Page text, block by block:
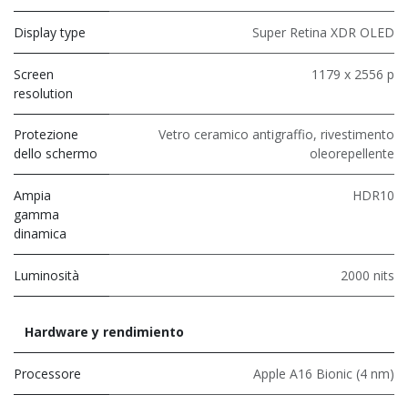
Display type Super Retina XDR OLED
Screen
resolution
1179 x 2556 p
Protezione
dello schermo
Vetro ceramico antigraffio, rivestimento
oleorepellente
Ampia
gamma
dinamica
HDR10
Luminosità 2000 nits
Hardware y rendimiento
Processore Apple A16 Bionic (4 nm)